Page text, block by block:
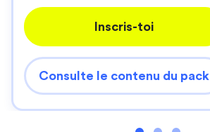
Inscris-toi
Consulte le contenu du pack